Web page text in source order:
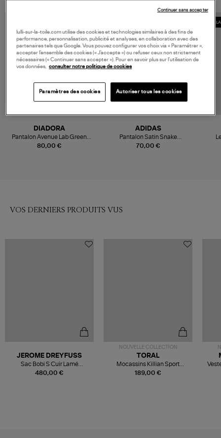
80,00 €
DIADORA
Pantalon Avenue Lab Green
Khaki
70,00 €
ADIDAS
Pantalon Satin Snake
Linen/Magic Beige, Capsule
VOS DERNIERS PRODUITS VUS
480,00 €
JEROME DREYFUSS
Sac Bobi S Cuir Lamé
Champagne
NOUVELLE COLLECTION
189,00 €
TORAL
Mocassins Killian Sport
Mousse
lulli-sur-la-toile.com utilise des cookies et technologies similaires à des fins de
performance, personnalisation, publicité et analyses, en collaboration avec des
partenaires tels que Google. Vous pouvez configurer vos choix via « Paramétrer »,
accepter l’ensemble des cookies (« J’accepte ») ou refuser ceux non strictement
nécessaires (« Continuer sans accepter »). Pour en savoir plus sur l’utilisation de
vos données,
consulter notre politique de cookies
Paramètres des cookies Autoriser tous les cookies
Continuer sans accepter